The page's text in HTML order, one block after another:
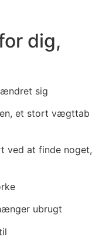
dig,
sig
et stort vægttab
ved at finde noget,
ubrugt